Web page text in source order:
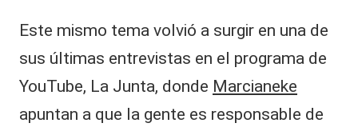
Este mismo tema volvió a surgir en una de
sus últimas entrevistas en el programa de
YouTube, La Junta, donde Marcianeke
apuntan a que la gente es responsable de